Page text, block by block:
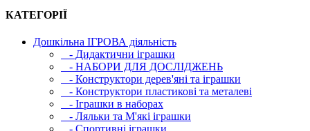
КАТЕГОРІЇ
Дошкільна ІГРОВА діяльність
- Дидактични іграшки
- НАБОРИ ДЛЯ ДОСЛІДЖЕНЬ
- Конструктори дерев'яні та іграшки
- Конструктори пластикові та металеві
- Іграшки в наборах
- Ляльки та М'які іграшки